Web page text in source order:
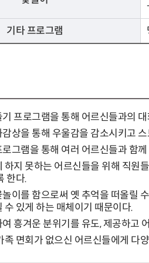
기타 프로그램
프로그램을 통해 어르신들과의
상을 통해 우울감을 감소시키고
그램을 통해 여러 어르신들과 함
하지 못하는 어르신들을 위해 직원
한다.
이를 함으로써 옛 추억을 떠올릴
수 있게 하는 매체이기 때문이다.
흥겨운 분위기를 유도, 제공하고
족 면회가 없으신 어르신들에게 다